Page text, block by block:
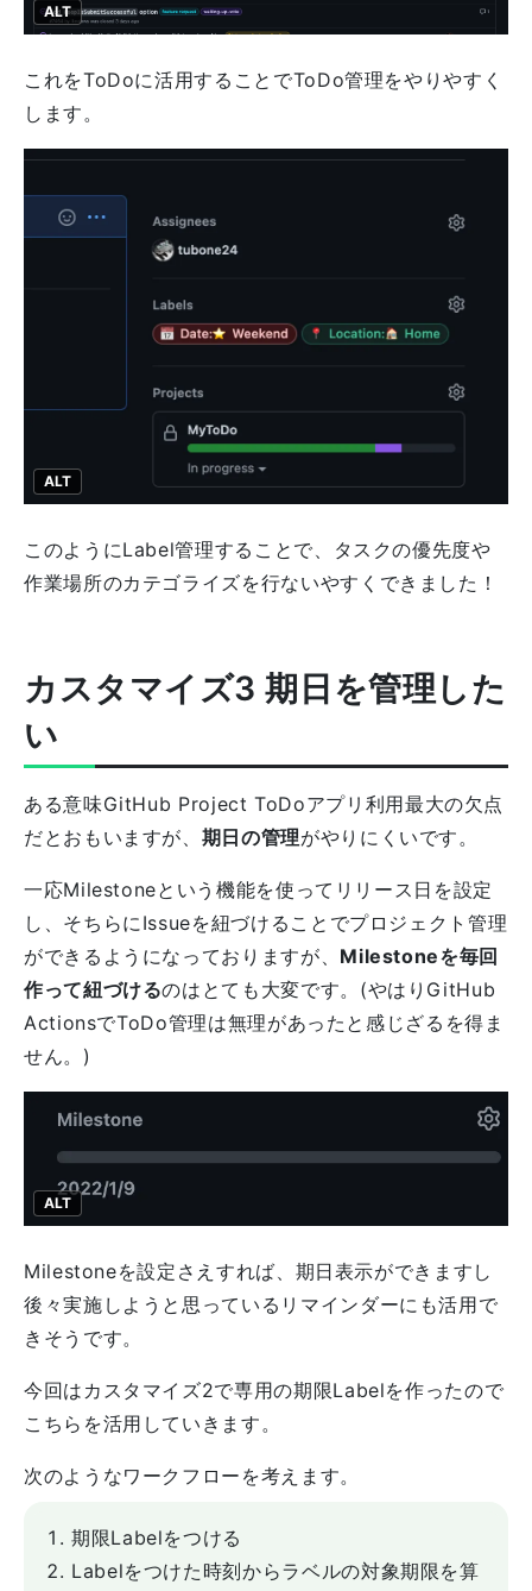
ALT
これをToDoに活用することでToDo管理をやりやすく
します。
ALT
このようにLabel管理することで、タスクの優先度や
作業場所のカテゴライズを行ないやすくできました！
カスタマイズ3 期日を管理した
い
ある意味GitHub Project ToDoアプリ利用最大の欠点
だとおもいますが、 期日の管理がやりにくいです。
一応Milestoneという機能を使ってリリース日を設定
し、そちらにIssueを紐づけることでプロジェクト管理
ができるようになっておりますが、 Milestoneを毎回
作って紐づけるのはとても大変です。(やはりGitHub
ActionsでToDo管理は無理があったと感じざるを得ま
せん。)
ALT
Milestoneを設定さえすれば、期日表示ができますし
後々実施しようと思っているリマインダーにも活用で
きそうです。
今回はカスタマイズ2で専用の期限Labelを作ったので
こちらを活用していきます。
次のようなワークフローを考えます。
期限Labelをつける
Labelをつけた時刻からラベルの対象期限を算